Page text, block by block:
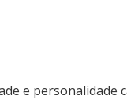
e personalidade